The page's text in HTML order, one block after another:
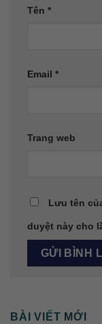
Tên *
Email *
Trang web
Lưu tên
duyệt này cho
BÀI VIẾT MỚI